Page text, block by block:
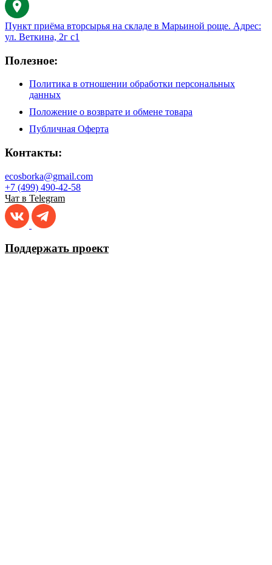
Пункт приёма вторсырья на складе в Марьиной роще. Адрес:
ул. Веткина, 2г с1
Полезное:
Политика в отношении обработки персональных
данных
Положение о возврате и обмене товара
Публичная Оферта
Контакты:
ecosborka@gmail.com
+7 (499) 490-42-58
Чат в Telegram
Поддержать проект